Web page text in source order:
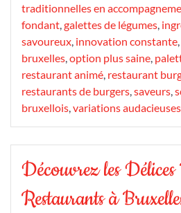
traditionnelles en
fondant,galettes de légumes,
savoureux, innovation constante,
bruxelles,option plus saine,
restaurant animé, restaurant
restaurants de burgers,saveurs,
bruxellois,variations audacieuses
Découvrez les
Restaurants à